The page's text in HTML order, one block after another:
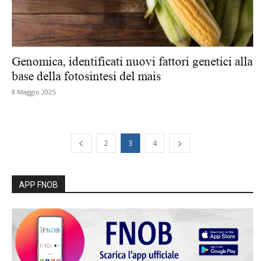
Genomica, identificati nuovi fattori genetici alla
base della fotosintesi del mais
8 Maggio 2025
2 3 4
APP FNOB